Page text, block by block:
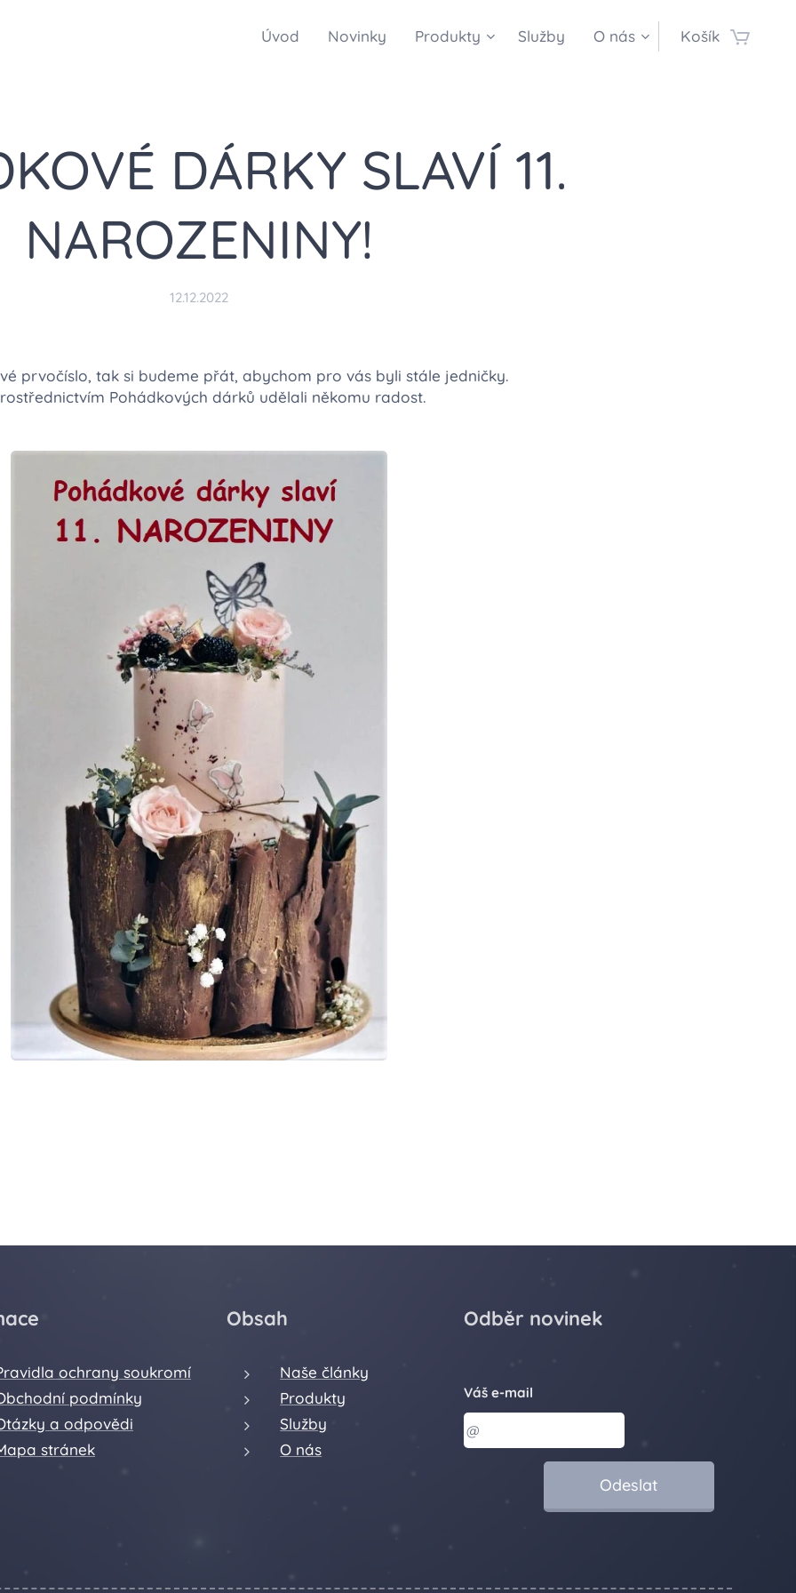
Úvod Novinky Produkty Služby O nás Košík
DÁRKY SLAVÍ 11.
NAROZENINY!
12.12.2022
prvočíslo, tak si budeme přát, abychom pro vás byli stále jedničky.
Pohádkových dárků udělali někomu radost.
ochrany soukromí
podmínky
a odpovědi
stránek
Obsah
Naše články
Produkty
Služby
O nás
Odběr novinek
Váš e-mail
Odeslat